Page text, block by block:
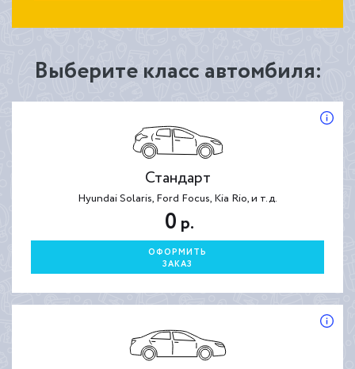
Выберите класс автомбиля:
Стандарт
Hyundai Solaris, Ford Focus, Kia Rio, и т.д.
0 р.
ОФОРМИТЬ
ЗАКАЗ